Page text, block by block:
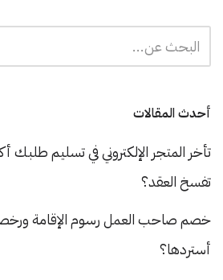
أحدث المقالات
تفسخ العقد؟
خصم صاحب العمل رسوم الإقامة
أستردها؟